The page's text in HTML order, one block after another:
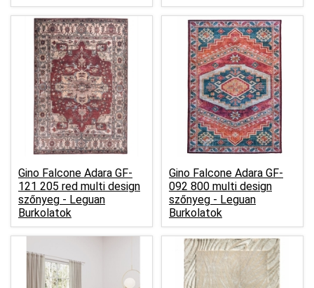
Gino Falcone Adara GF-
121 205 red multi design
szőnyeg - Leguan
Burkolatok
Gino Falcone Adara GF-
092 800 multi design
szőnyeg - Leguan
Burkolatok